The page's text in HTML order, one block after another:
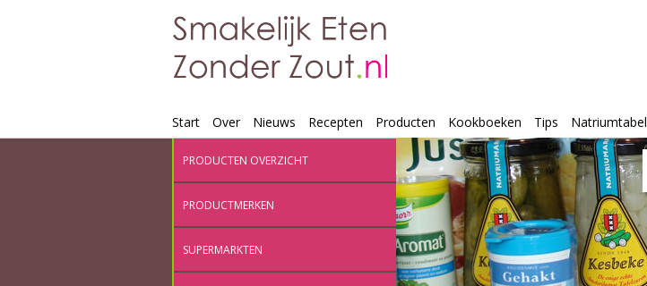
Start Over Nieuws Recepten Producten Kookboeken Tips Natriumtabel
PRODUCTEN OVERZICHT
PRODUCTMERKEN
SUPERMARKTEN